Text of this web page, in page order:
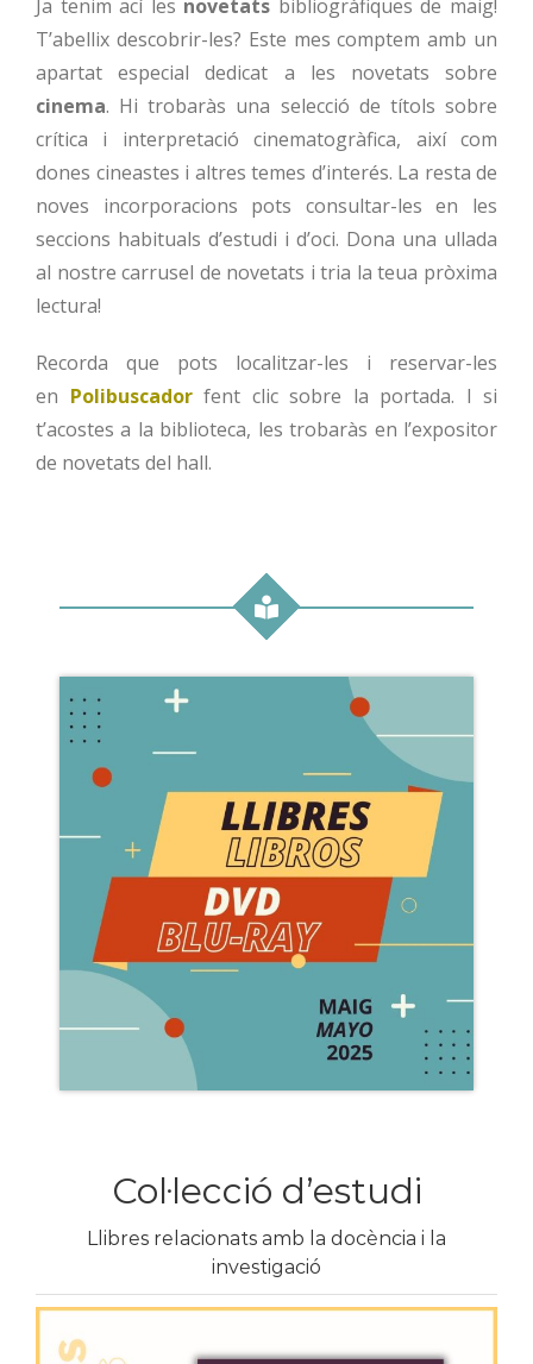
Ja tenim ací les novetats bibliogràfiques de maig!
T’abellix descobrir-les? Este mes comptem amb un
apartat especial dedicat a les novetats sobre
cinema. Hi trobaràs una selecció de títols sobre
crítica i interpretació cinematogràfica, així com
dones cineastes i altres temes d’interés. La resta de
noves incorporacions pots consultar-les en les
seccions habituals d’estudi i d’oci. Dona una ullada
al nostre carrusel de novetats i tria la teua pròxima
lectura!
Recorda que pots localitzar-les i reservar-les
en Polibuscadorfent clic sobre la portada. I si
t’acostes a la biblioteca, les trobaràs en l’expositor
de novetats del hall.
Col·lecció d’estudi
Llibres relacionats amb la docència i la
investigació